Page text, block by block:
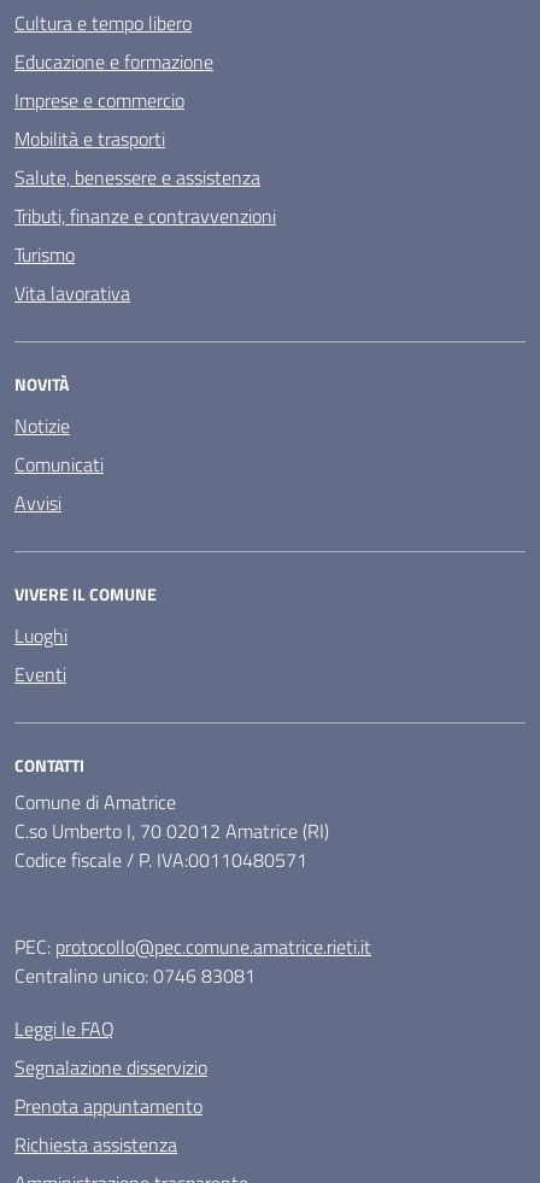
Cultura e tempo libero
Educazione e formazione
Imprese e commercio
Mobilità e trasporti
Salute, benessere e assistenza
Tributi, finanze e contravvenzioni
Turismo
Vita lavorativa
NOVITÀ
Notizie
Comunicati
Avvisi
VIVERE IL COMUNE
Luoghi
Eventi
CONTATTI
Comune di Amatrice
C.so Umberto I, 70 02012 Amatrice (RI)
Codice fiscale / P. IVA:00110480571
PEC: protocollo@pec.comune.amatrice.rieti.it
Centralino unico: 0746 83081
Leggi le FAQ
Segnalazione disservizio
Prenota appuntamento
Richiesta assistenza